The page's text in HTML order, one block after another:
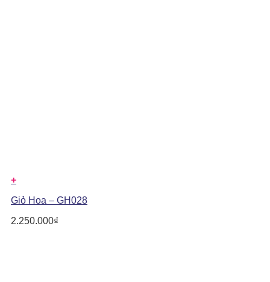
+
Giỏ Hoa – GH028
2.250.000₫